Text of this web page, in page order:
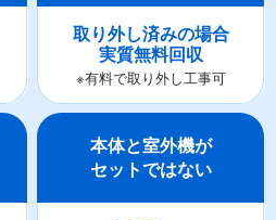
取り外し済みの場合
実質無料回収
※有料で取り外し工事可
本体と室外機が
セットではない